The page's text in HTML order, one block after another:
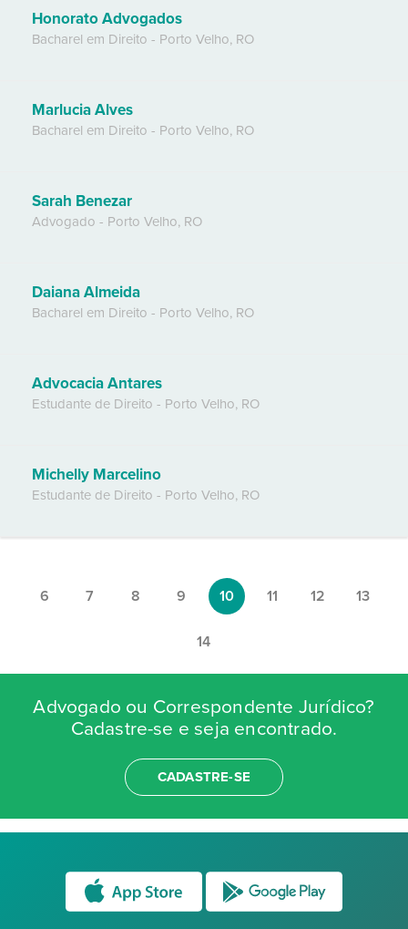
Honorato Advogados
Bacharel em Direito - Porto Velho, RO
Marlucia Alves
Bacharel em Direito - Porto Velho, RO
Sarah Benezar
Advogado - Porto Velho, RO
Daiana Almeida
Bacharel em Direito - Porto Velho, RO
Advocacia Antares
Estudante de Direito - Porto Velho, RO
Michelly Marcelino
Estudante de Direito - Porto Velho, RO
6 7 8 9 10 11 12 13
14
Advogado ou Correspondente Jurídico?
Cadastre-se e seja encontrado.
CADASTRE-SE